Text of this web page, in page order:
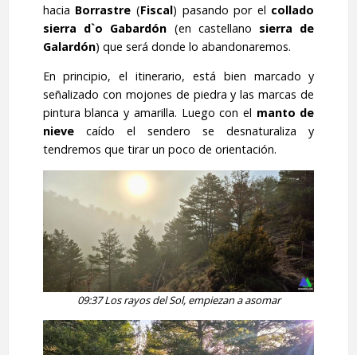
hacia Borrastre (Fiscal) pasando por el collado
sierra d`o Gabardón (en castellano sierra de
Galardón) que será donde lo abandonaremos.
En principio, el itinerario, está bien marcado y
señalizado con mojones de piedra y las marcas de
pintura blanca y amarilla. Luego con el manto de
nievecaído el sendero se desnaturaliza y
tendremos que tirar un poco de orientación.
09:37 Los rayos del Sol, empiezan a asomar